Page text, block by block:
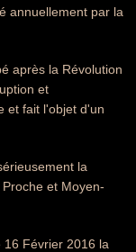
annuellement par la
après la Révolution
et
et fait l'objet d'un
la
et Moyen-
16 Février 2016 la